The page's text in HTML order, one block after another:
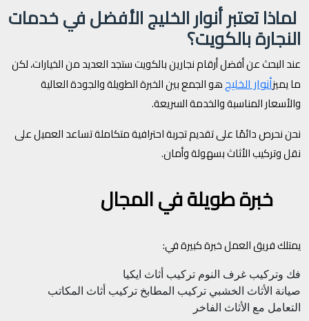
لماذا تعتبر أنوار الخليج الأفضل في خدمات
النجارة بالكويت؟
عند البحث عن أفضل أرقام نجارين بالكويت ستجد العديد من الخيارات، لكن
ما يميزأنوار الخليجهو الجمع بين الخبرة الطويلة والجودة العالية
والأسعار المناسبة والخدمة السريعة.
نحن نحرص دائمًا على تقديم تجربة احترافية متكاملة تساعد العميل على
نقل وتركيب الأثاث بسهولة وأمان.
خبرة طويلة في المجال
يمتلك فريق العمل خبرة كبيرة في:
فك وتركيب غرف النوم تركيب أثاث ايكيا
صيانة الأثاث الخشبي تركيب المطابخ تركيب أثاث المكاتب
التعامل مع الأثاث الفاخر